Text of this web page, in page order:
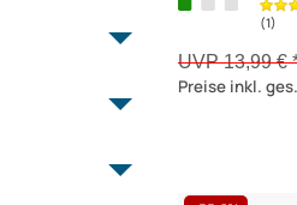
UVP 13,99 €
Preise inkl.